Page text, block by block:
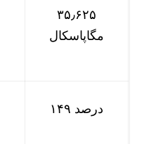
۳۵٫۶۲۵
مگاپاسکال
۱۴۹ درصد